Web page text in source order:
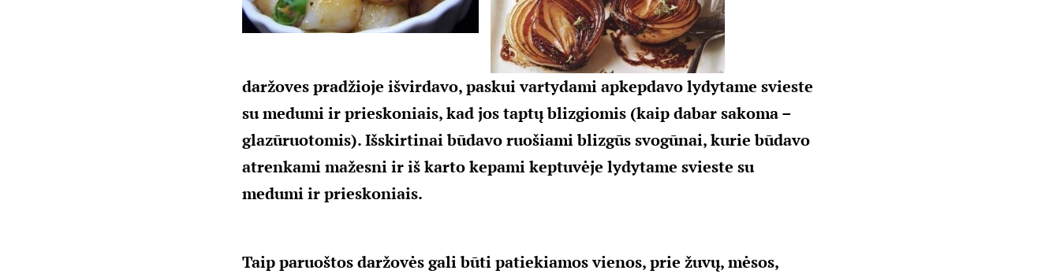
daržoves pradžioje išvirdavo, paskui vartydami apkepdavo lydytame svieste
su medumi ir prieskoniais, kad jos taptų blizgiomis (kaip dabar sakoma –
glazūruotomis). Išskirtinai būdavo ruošiami blizgūs svogūnai, kurie būdavo
atrenkami mažesni ir iš karto kepami keptuvėje lydytame svieste su
medumi ir prieskoniais.
Taip paruoštos daržovės gali būti patiekiamos vienos, prie žuvų, mėsos,